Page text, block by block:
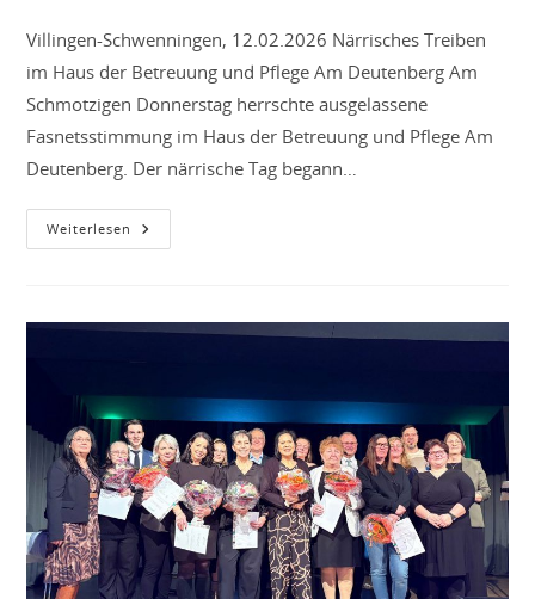
Villingen-Schwenningen, 12.02.2026 Närrisches Treiben
im Haus der Betreuung und Pflege Am Deutenberg Am
Schmotzigen Donnerstag herrschte ausgelassene
Fasnetsstimmung im Haus der Betreuung und Pflege Am
Deutenberg. Der närrische Tag begann…
Weiterlesen Närrisches
Treiben
Und